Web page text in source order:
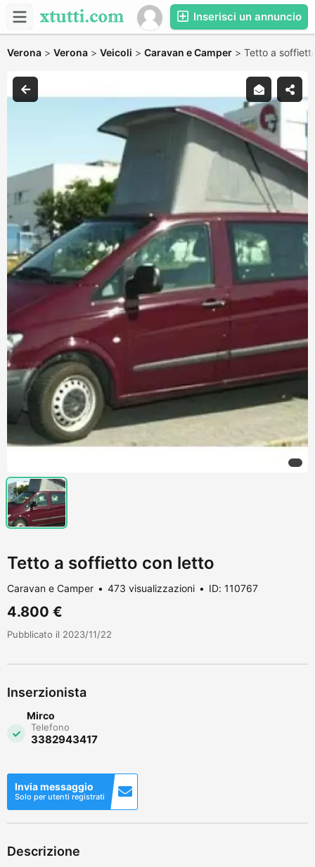
Inserisci un annuncio
Verona > Verona > Veicoli > Caravan e Camper > Tetto a
Tetto a soffietto con letto
Caravan e Camper 473 visualizzazioni ID: 110767
4.800 €
Pubblicato il 2023/11/22
Inserzionista
Mirco
Telefono
3382943417
Invia messaggio
Solo per utenti registrati
Descrizione